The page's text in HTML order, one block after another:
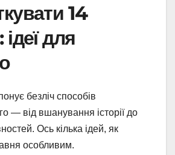
14
для
безліч способів
— від вшанування історії до
Ось кілька ідей, як
особливим.